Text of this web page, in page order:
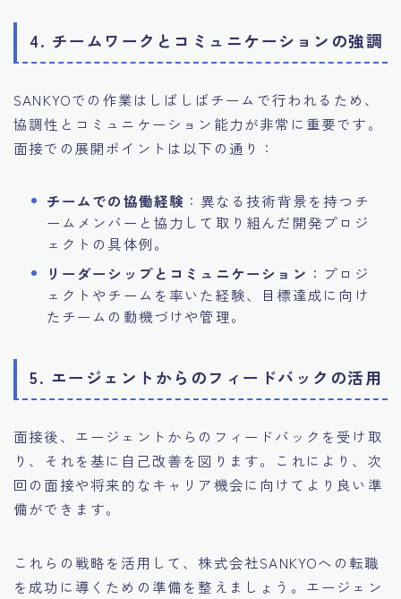
4. チームワークとコミュニケーションの強調
SANKYOでの作業はしばしばチームで行われるため、
協調性とコミュニケーション能力が非常に重要です。
面接での展開ポイントは以下の通り：
チームでの協働経験 ：異なる技術背景を持つチ
ームメンバーと協力して取り組んだ開発プロジ
ェクトの具体例。
リーダーシップとコミュニケーション ：プロジ
ェクトやチームを率いた経験、目標達成に向け
たチームの動機づけや管理。
5. エージェントからのフィードバックの活用
面接後、エージェントからのフィードバックを受け取
り、それを基に自己改善を図ります。これにより、次
回の面接や将来的なキャリア機会に向けてより良い準
備ができます。
これらの戦略を活用して、株式会社SANKYOへの転職
を成功に導くための準備を整えましょう。エージェン